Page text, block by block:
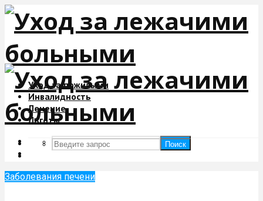
Уход за пожилыми
Инвалидность
Лечение
Льготы
Поиск
Поиск
Заболевания печени